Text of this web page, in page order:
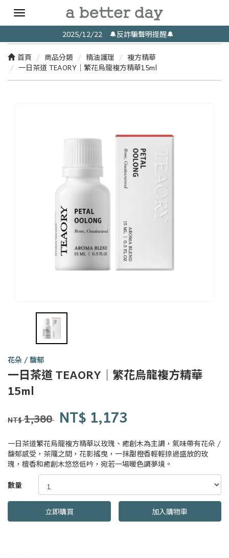
Toggle
navigation
2025/12/22 🔔反詐騙聲明提醒🔔
首頁 商品分類 精油護理
複方精華
一日茶道 TEAORY｜繁花烏龍複方精華15ml
花朵 / 馥郁
一日茶道 TEAORY｜繁花烏龍複方精華
15ml
Y0186
一日
lit-
tê-
NT$1,380 NT$ 1,173
一日茶道繁花烏龍複方精華以玫瑰、癒創木為主調，氣味帶有花朵 /
馥郁感受，茶隴之間，花影搖曳，一抹甜橙香輕輕掠過盛放的玫
瑰，檀香和癒創木悠悠低吟，宛若一場暖色調夢境。
GOODS000000000000002161539
數量
立即購買 加入購物車